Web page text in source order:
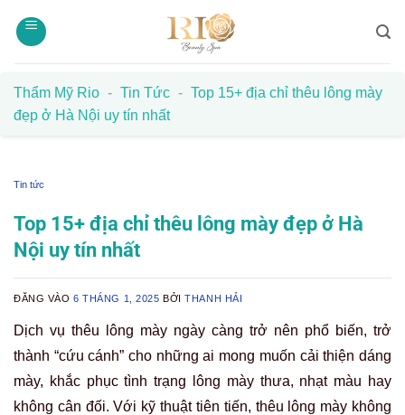
qua
Thẩm Mỹ Rio - Tin Tức - Top 15+ địa chỉ thêu lông mày
đẹp ở Hà Nội uy tín nhất
Tin tức
Top 15+ địa chỉ thêu lông mày đẹp ở Hà
Nội uy tín nhất
ĐĂNG VÀO6 THÁNG 1, 2025 BỞITHANH HẢI
Dịch vụ thêu lông mày ngày càng trở nên phổ biến, trở
thành “cứu cánh” cho những ai mong muốn cải thiện dáng
mày, khắc phục tình trạng lông mày thưa, nhạt màu hay
không cân đối. Với kỹ thuật tiên tiến, thêu lông mày không